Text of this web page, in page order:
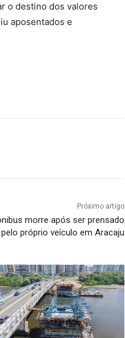
o destino dos valores
aposentados e
Próximo artigo
morre após ser prensado
pelo próprio veículo em Aracaju